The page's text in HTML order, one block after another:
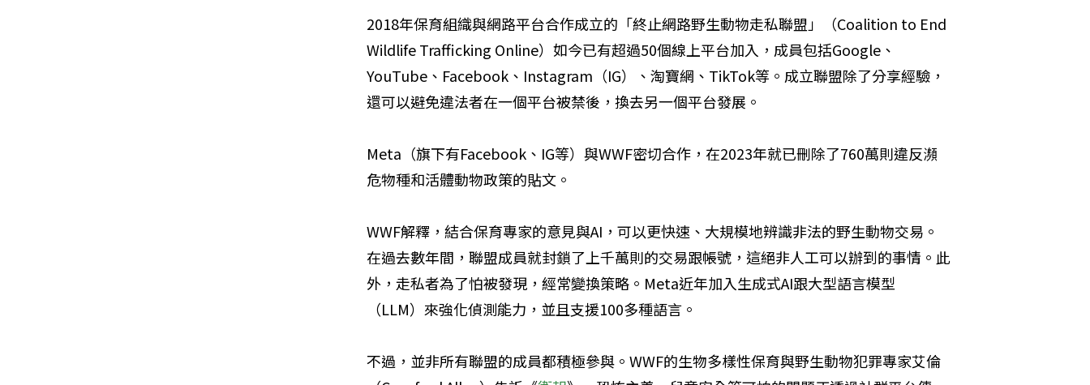
2018年保育組織與網路平台合作成立的「終止網路野生動物走私聯盟」（Coalition to End
Wildlife Trafficking Online）如今已有超過50個線上平台加入，成員包括Google、
YouTube、Facebook、Instagram（IG）、淘寶網、TikTok等。成立聯盟除了分享經驗，
還可以避免違法者在一個平台被禁後，換去另一個平台發展。
Meta（旗下有Facebook、IG等）與WWF密切合作，在2023年就已刪除了760萬則違反瀕
危物種和活體動物政策的貼文。
WWF解釋，結合保育專家的意見與AI，可以更快速、大規模地辨識非法的野生動物交易。
在過去數年間，聯盟成員就封鎖了上千萬則的交易跟帳號，這絕非人工可以辦到的事情。此
外，走私者為了怕被發現，經常變換策略。Meta近年加入生成式AI跟大型語言模型
（LLM）來強化偵測能力，並且支援100多種語言。
不過，並非所有聯盟的成員都積極參與。WWF的生物多樣性保育與野生動物犯罪專家艾倫